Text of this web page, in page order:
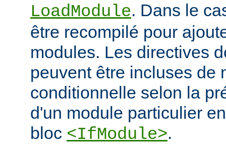
LoadModule. Dans le
être recompilé pour
modules. Les directives
peuvent être incluses de
conditionnelle selon la
d'un module particulier
bloc <IfModule>.